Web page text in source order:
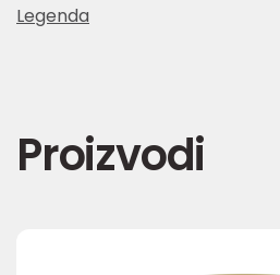
Legenda
Proizvodi